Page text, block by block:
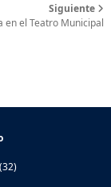
Siguiente
en el Teatro Municipal